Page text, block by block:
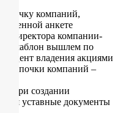
компаний,
анкете
у директора компании-
(шаблон вышлем по
владения акциями
цепочки компаний –
при создании
уставные документы